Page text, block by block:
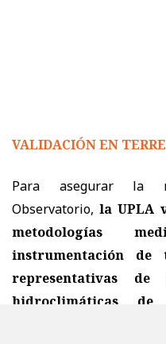
VALIDACIÓN EN
Para asegurar la
Observatorio, la UPLA
metodologías
instrumentación de
representativas de
hidroclimáticas de